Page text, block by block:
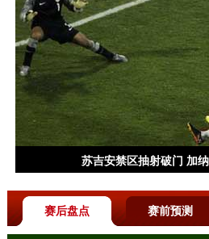
苏吉安禁区抽射破门 加
赛后盘点 赛前预测